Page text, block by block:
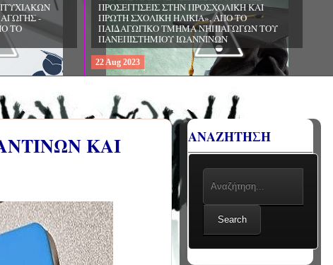
ΔΩΡΕΑΝ ΠΡΟΓΡΑΜΜΑ ΜΕΤΑΠΤΥΧΙΑΚΩΝ
ΣΠΟΥΔΩΝ: «ΕΠΙΣΤΗΜΕΣ ΤΗΣ ΑΓΩΓΗΣ -
ΘΕΩΡΙΑ ΚΑΙ ΕΦΑΡΜΟΓΕΣ», ΑΠΟ ΤΟ
ΠΑΝΕΠΙΣΤΗΜΙΟ ΚΡΗΤΗΣ
22Aug 2023
ΚΑΙ
ΑΝΑΖΗΤΗΣΗ
Search